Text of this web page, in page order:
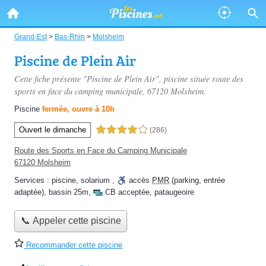
Grand-Est> Bas-Rhin > Molsheim
Piscine de Plein Air
Cette fiche présente "Piscine de Plein Air", piscine située route des
sports en face du camping municipale, 67120 Molsheim.
Piscine fermée, ouvre à 10h
Ouvert le dimanche 4,0 étoiles sur 5 (286)
Route des Sports en Face du Camping Municipale
67120 Molsheim
Services : piscine, solarium , accès PMR (parking, entrée
adaptée), bassin 25m, CB acceptée, pataugeoire
📞 Appeler cette piscine
Recommander cette piscine